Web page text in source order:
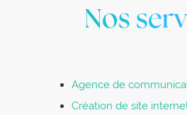
Nos
Agence de
Création de site